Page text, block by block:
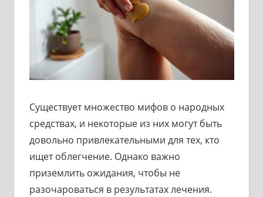
Существует множество мифов о народных
средствах, и некоторые из них могут быть
довольно привлекательными для тех, кто
ищет облегчение. Однако важно
приземлить ожидания, чтобы не
разочароваться в результатах лечения.